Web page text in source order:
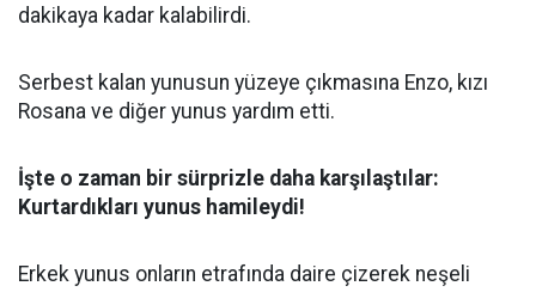
dakikaya kadar kalabilirdi.
Serbest kalan yunusun yüzeye çıkmasına Enzo, kızı
Rosana ve diğer yunus yardım etti.
İşte o zaman bir sürprizle daha karşılaştılar:
Kurtardıkları yunus hamileydi!
Erkek yunus onların etrafında daire çizerek neşeli